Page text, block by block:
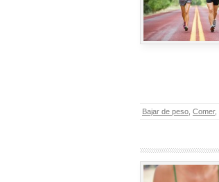
Bajar de peso Comer,